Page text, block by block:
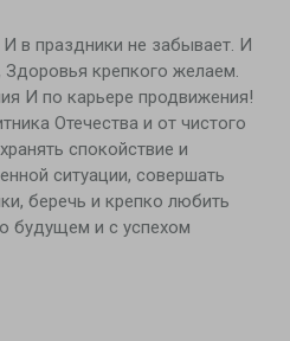
в праздники не забывает. И
крепкого желаем.
И по карьере продвижения!
Отечества и от чистого
спокойствие и
ситуации, совершать
беречь и крепко любить
будущем и с успехом